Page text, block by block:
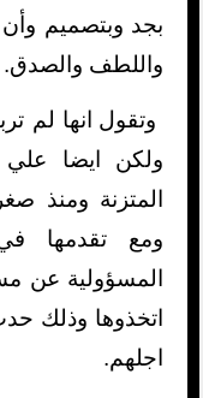
بجد وبتصميم وأن
واللطف والصدق.
وتقول انها لم
ولكن ايضا علي
المتزنة ومنذ
ومع تقدمها
المسؤولية عن
اتخذوها وذلك
اجلهم.